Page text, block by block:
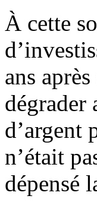
À cette
ans
dégrader
d’argent
n’était
dépensé